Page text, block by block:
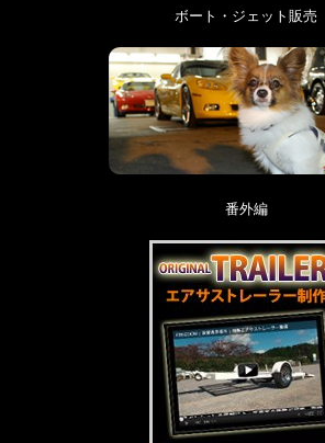
ボート・ジェット販売
番外編